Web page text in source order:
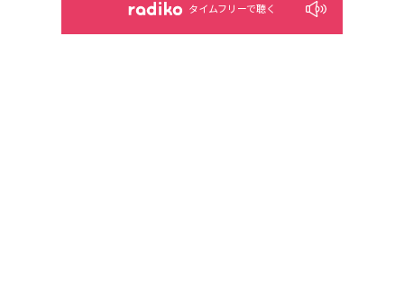
タイムフリーで聴く